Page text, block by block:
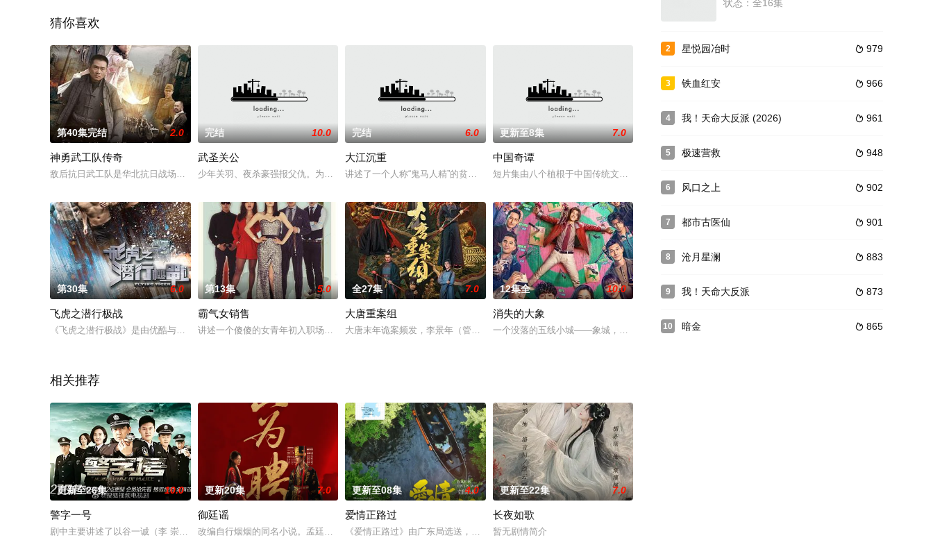
猜你喜欢
第40集完结 2.0
神勇武工队传奇
敌后抗日武工队是华北抗日战场上最闪亮的传奇，高风亮领导的定西县抗日武工队坚持敌后抗战，随时出击神出鬼没，如同一把尖刀插在鬼子心里，让鬼子时时
完结 10.0
武圣关公
少年关羽、夜杀豪强报父仇。为躲避官府缉捕，亡命天涯，知遇“桃之夭夭”的店主桃花，后又救下被抢送往宫中的青萝，关公顺从母命，与青萝成婚。关羽与
完结 6.0
大江沉重
讲述了一个人称“鬼马人精”的贫困山区县委书记以“乌纱帽”作抵押，“敢为天下先”，超常规改变地方贫穷落后处境的故事，生动地诠释了邓小平“发展才
更新至8集 7.0
中国奇谭
短片集由八个植根于中国传统文化的独立的故事组成：《小妖怪的夏天》《鹅鹅鹅》《林林》《乡村巴士带走
第30集 6.0
飞虎之潜行极战
《飞虎之潜行极战》是由优酷与邵氏兄弟国际影业联手打造的警匪片。乐易玲亲自监制，李惠民担任监制及总导演，查传谊、李文龙担任导演，由苗侨伟、黄宗
第13集 5.0
霸气女销售
讲述一个傻傻的女青年初入职场到第一单业务，体会到了职场的人际关系以及如何做一个销售的基本点以及如何完成一单业务所需注意的基本知识，同时穿插了
全27集 7.0
大唐重案组
大唐末年诡案频发，李景年（管栎饰）和林萧然（袁昊饰）在赶赴长安的途中不断侦破奇诡案件。通过层层抽丝剥茧，成功揭露为祸大唐的罪魁祸
12集全 10.0
消失的大象
一个没落的五线小城——象城，即将迎来一场国际马拉松。
相关推荐
更新至26集 10.0
警字一号
剧中主要讲述了以谷一诚（李 崇霄饰演）为代表的冀北市公安刑警用自己 的超凡的智慧与过人的勇气，屡破奇案、勇 擒元凶的故事，展现了人民警察的赤
更新20集 7.0
御廷谣
改编自行烟烟的同名小说。孟廷辉，大平王朝有史以来个以女子进士科三元及第入翰林院的奇女子。十年前的她被他从死人堆里救出来，蓬头垢面口齿不清。十
更新至08集 4.0
爱情正路过
《爱情正路过》由广东局选送，岭南文化传媒（广东）有限公司出品，10分钟*12集，取景地为云南昆明滇池、海埂大坝等，讲述了两个性格迥异、
更新至22集 7.0
长夜如歌
暂无剧情简介
状态：全16集
2  979
星悦园冶时
3  966
铁血红安
4  961
我！天命大反派 (2026)
5  948
极速营救
6  902
风口之上
7  901
都市古医仙
8  883
沧月星澜
9  873
我！天命大反派
10  865
暗金